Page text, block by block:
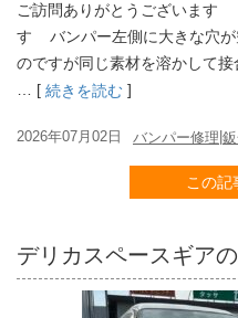
ご訪問ありがとうございます
す バンパー左側に大きな穴
のですが同じ素材を溶かし
… [ 続きを読む ]
2026年07月02日 バンパー修理
この記
デリカスペースギア